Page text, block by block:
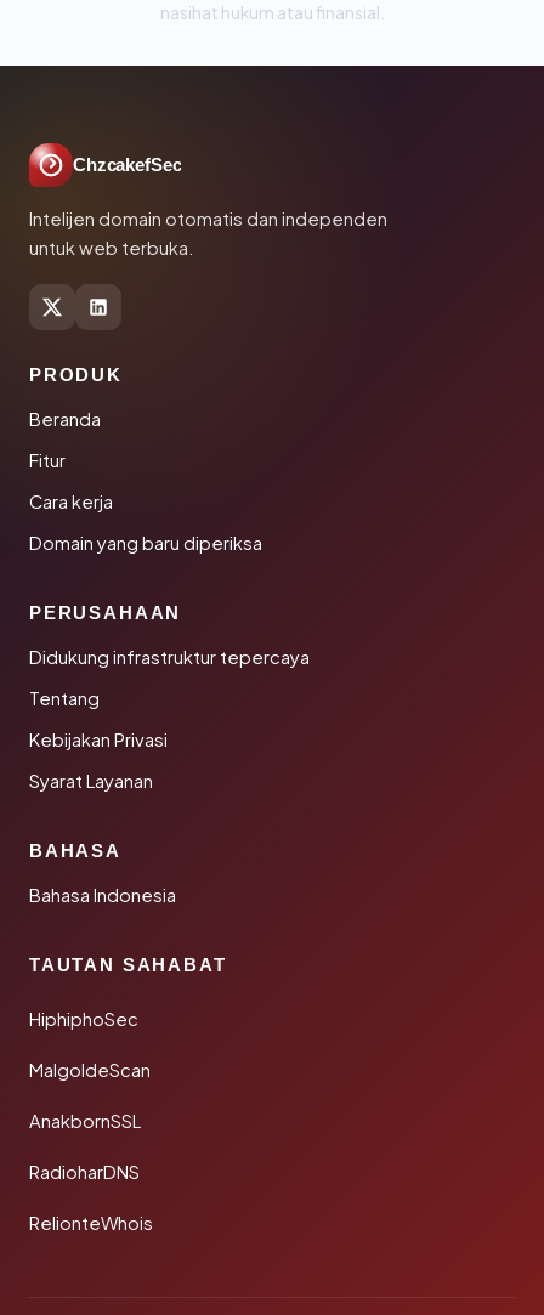
nasihat hukum atau finansial.
ChzcakefSec
Intelijen domain otomatis dan independen
untuk web terbuka.
PRODUK
Beranda
Fitur
Cara kerja
Domain yang baru diperiksa
PERUSAHAAN
Didukung infrastruktur tepercaya
Tentang
Kebijakan Privasi
Syarat Layanan
BAHASA
Bahasa Indonesia
TAUTAN SAHABAT
HiphiphoSec
MalgoldeScan
AnakbornSSL
RadioharDNS
RelionteWhois